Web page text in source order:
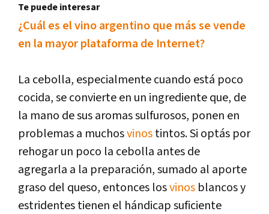
Te puede interesar
¿Cuál es el vino argentino que más se vende
en la mayor plataforma de Internet?
La cebolla, especialmente cuando está poco
cocida, se convierte en un ingrediente que, de
la mano de sus aromas sulfurosos, ponen en
problemas a muchosvinostintos. Si optás por
rehogar un poco la cebolla antes de
agregarla a la preparación, sumado al aporte
graso del queso, entonces losvinos blancos y
estridentes tienen el hándicap suficiente